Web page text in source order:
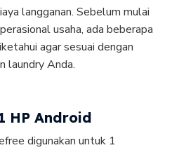
langganan. Sebelum mulai
usaha, ada beberapa
agar sesuai dengan
laundry Anda.
HP Android
digunakan untuk 1